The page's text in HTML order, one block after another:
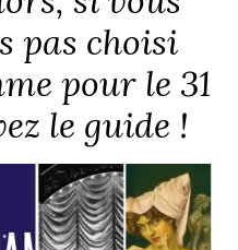
pas choisi
pour le 31
le guide !